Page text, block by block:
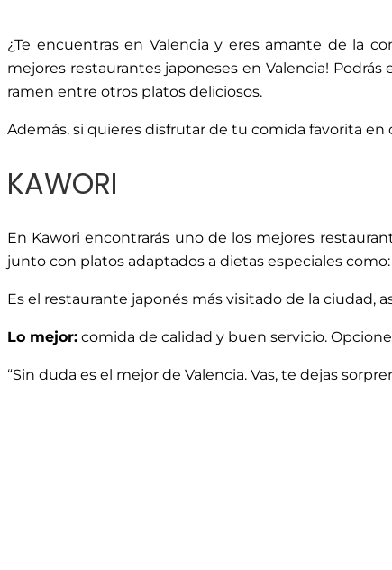
¿Te encuentras en Valencia y eres amante de la
mejores restaurantes japoneses en Valencia!
ramen entre otros platos deliciosos.
Además. si quieres disfrutar de tu comida favorita en
KAWORI
En Kawori encontrarás uno de los mejores
junto con platos adaptados a dietas especiales
Es el restaurante japonés más visitado de la ciudad,
Lo mejor: comida de calidad y buen servicio.
“Sin duda es el mejor de Valencia. Vas, te dejas